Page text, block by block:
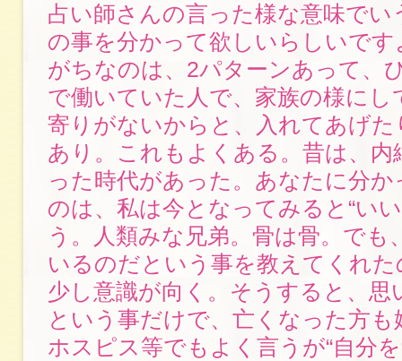
占い師さんの言った様な意味でい
の事を分かって欲しいらしいです
がちなのは、2パターンあって、
で働いていた人で、家族の様にし
寄りがないからと、入れてあげた
あり。これもよくある。昔は、内
った時代があった。あなたに分
のは、私は今となってみると“い
う。人類みな兄弟。骨は骨。でも
いるのだという事を教えてくれ
少し意識が向く。そうすると、思
という事だけで、亡くなった方
ホスピス等でもよく言うが“自分